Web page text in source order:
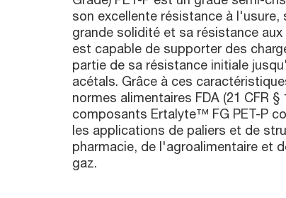
son excellente résistance à
grande solidité et sa résistance
est capable de supporter des
partie de sa résistance initiale
acétals. Grâce à ces
normes alimentaires FDA (21 CFR §
composants Ertalyte™ FG PET-P
les applications de paliers et de
pharmacie, de l'agroalimentaire et
gaz.